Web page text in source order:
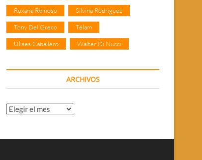
Roxana Reinoso Silvina Rodríguez
Tony Del Greco Télam
Ulises Caballero Walter Di Nucci
ARCHIVOS
Archivos